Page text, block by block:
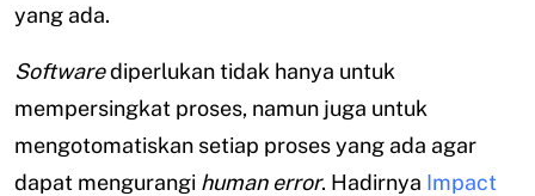
yang ada.
Softwarediperlukan tidak hanya untuk
mempersingkat proses, namun juga untuk
mengotomatiskan setiap proses yang ada agar
dapat mengurangi human error. Hadirnya Impact